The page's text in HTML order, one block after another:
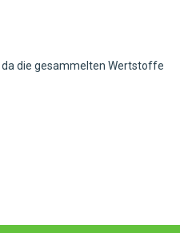
die gesammelten Wertstoffe